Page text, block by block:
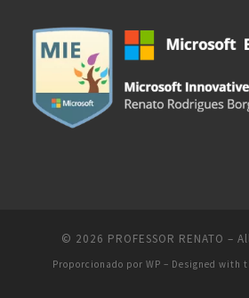
© 2026 PROFESSOR RENATO –
Proporcionado por WP – Designed with